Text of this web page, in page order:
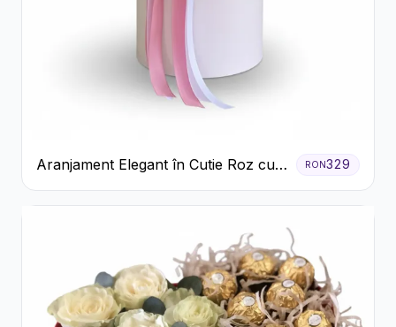
Aranjament Elegant în Cutie Roz cu
Trandafiri și Gerbera
RON329